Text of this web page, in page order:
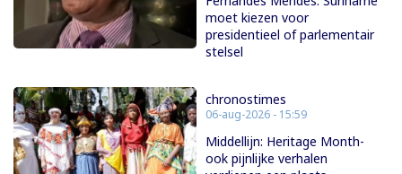
moet kiezen voor
presidentieel of parlementair
stelsel
chronostimes
06-aug-2026 - 15:59
Middellijn: Heritage Month-
ook pijnlijke verhalen